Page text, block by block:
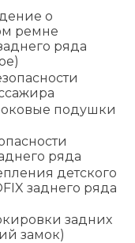
о
ремне
ряда
подушки
ряда
детского
заднего ряда
задних
замок)